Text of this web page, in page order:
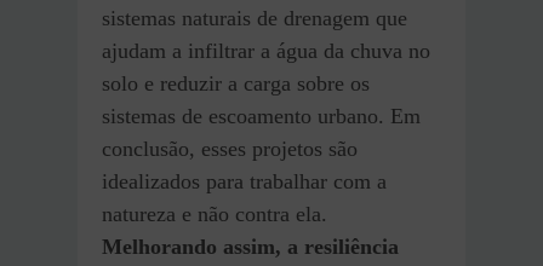
sistemas naturais de drenagem que
ajudam a infiltrar a água da chuva no
solo e reduzir a carga sobre os
sistemas de escoamento urbano. Em
conclusão, esses projetos são
idealizados para trabalhar com a
natureza e não contra ela.
Melhorando assim, a resiliência